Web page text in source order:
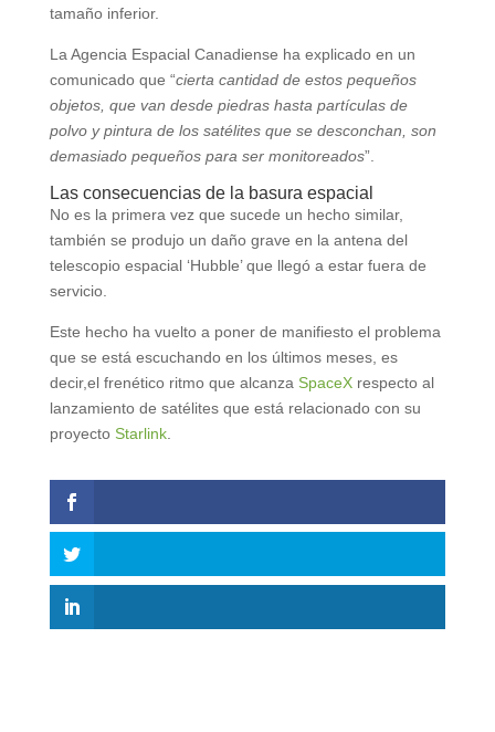
tamaño inferior.
La Agencia Espacial Canadiense ha explicado en un
comunicado que “cierta cantidad de estos pequeños
objetos, que van desde piedras hasta partículas de
polvo y pintura de los satélites que se desconchan, son
demasiado pequeños para ser monitoreados”.
Las consecuencias de la basura espacial
No es la primera vez que sucede un hecho similar,
también se produjo un daño grave en la antena del
telescopio espacial ‘Hubble’ que llegó a estar fuera de
servicio.
Este hecho ha vuelto a poner de manifiesto el problema
que se está escuchando en los últimos meses, es
decir,el frenético ritmo que alcanza SpaceX respecto al
lanzamiento de satélites que está relacionado con su
proyecto Starlink.